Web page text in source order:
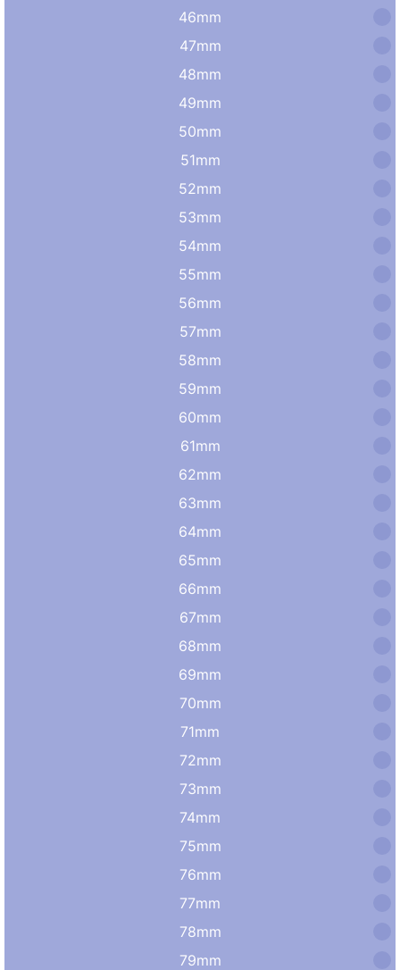
46mm
47mm
48mm
49mm
50mm
51mm
52mm
53mm
54mm
55mm
56mm
57mm
58mm
59mm
60mm
61mm
62mm
63mm
64mm
65mm
66mm
67mm
68mm
69mm
70mm
71mm
72mm
73mm
74mm
75mm
76mm
77mm
78mm
79mm